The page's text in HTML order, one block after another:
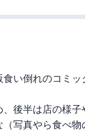
い倒れのコミッ
後半は店の様子
写真やら食べ